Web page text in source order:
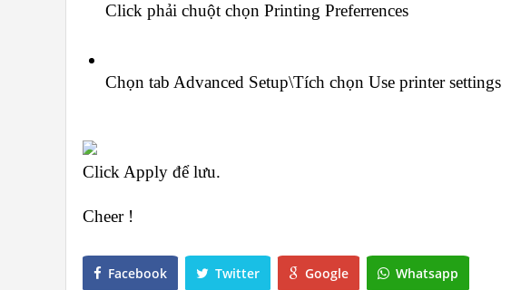
Click phải chuột chọn Printing Preferrences
Chọn tab Advanced Setup\Tích chọn Use printer settings
Click Apply để lưu.
Cheer !
Facebook Twitter Google Whatsapp